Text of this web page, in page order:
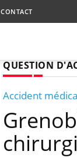
CONTACT
QUESTION
Accident